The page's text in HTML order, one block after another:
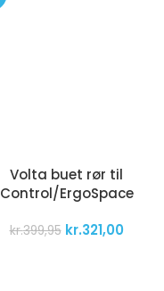
Volta buet rør til
Control/ErgoSpace
kr.399,95 kr.321,00